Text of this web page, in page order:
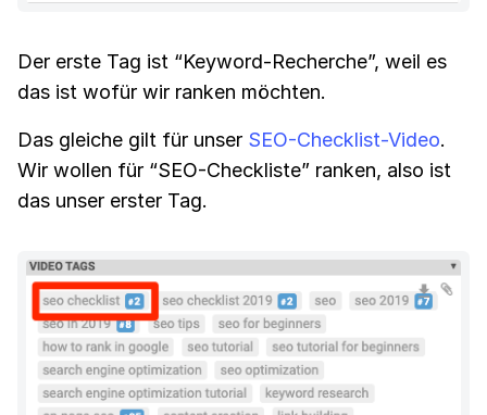
Der erste Tag ist “Keyword-Recherche”, weil es
das ist wofür wir ranken möchten.
Das gleiche gilt für unser SEO-Checklist-Video.
Wir wollen für “SEO-Checkliste” ranken, also ist
das unser erster Tag.